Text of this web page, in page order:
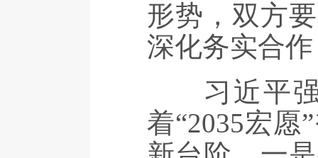
形势，双方
深化务实合
习近平强
着“2035宏